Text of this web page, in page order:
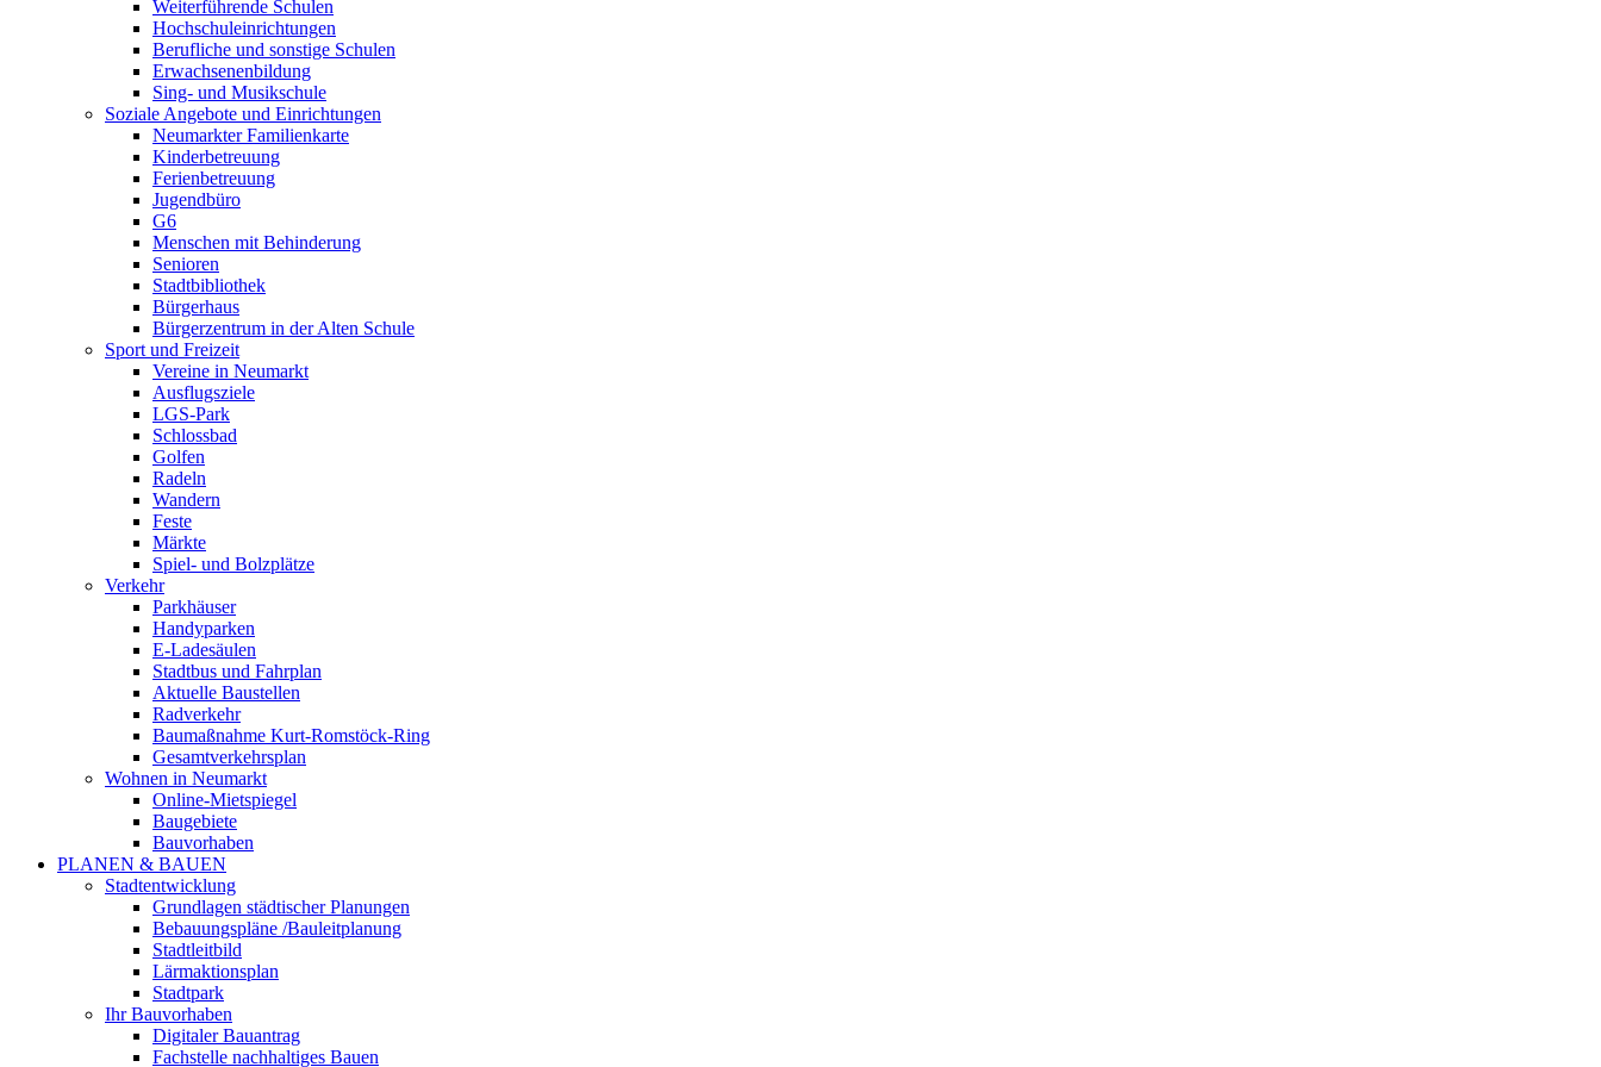
Weiterführende Schulen
Hochschuleinrichtungen
Berufliche und sonstige Schulen
Erwachsenenbildung
Sing- und Musikschule
Soziale Angebote und Einrichtungen
Neumarkter Familienkarte
Kinderbetreuung
Ferienbetreuung
Jugendbüro
G6
Menschen mit Behinderung
Senioren
Stadtbibliothek
Bürgerhaus
Bürgerzentrum in der Alten Schule
Sport und Freizeit
Vereine in Neumarkt
Ausflugsziele
LGS-Park
Schlossbad
Golfen
Radeln
Wandern
Feste
Märkte
Spiel- und Bolzplätze
Verkehr
Parkhäuser
Handyparken
E-Ladesäulen
Stadtbus und Fahrplan
Aktuelle Baustellen
Radverkehr
Baumaßnahme Kurt-Romstöck-Ring
Gesamtverkehrsplan
Wohnen in Neumarkt
Online-Mietspiegel
Baugebiete
Bauvorhaben
PLANEN & BAUEN
Stadtentwicklung
Grundlagen städtischer Planungen
Bebauungspläne /Bauleitplanung
Stadtleitbild
Lärmaktionsplan
Stadtpark
Ihr Bauvorhaben
Digitaler Bauantrag
Fachstelle nachhaltiges Bauen